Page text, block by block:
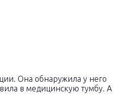
Она обнаружила у него
в медицинскую тумбу. А